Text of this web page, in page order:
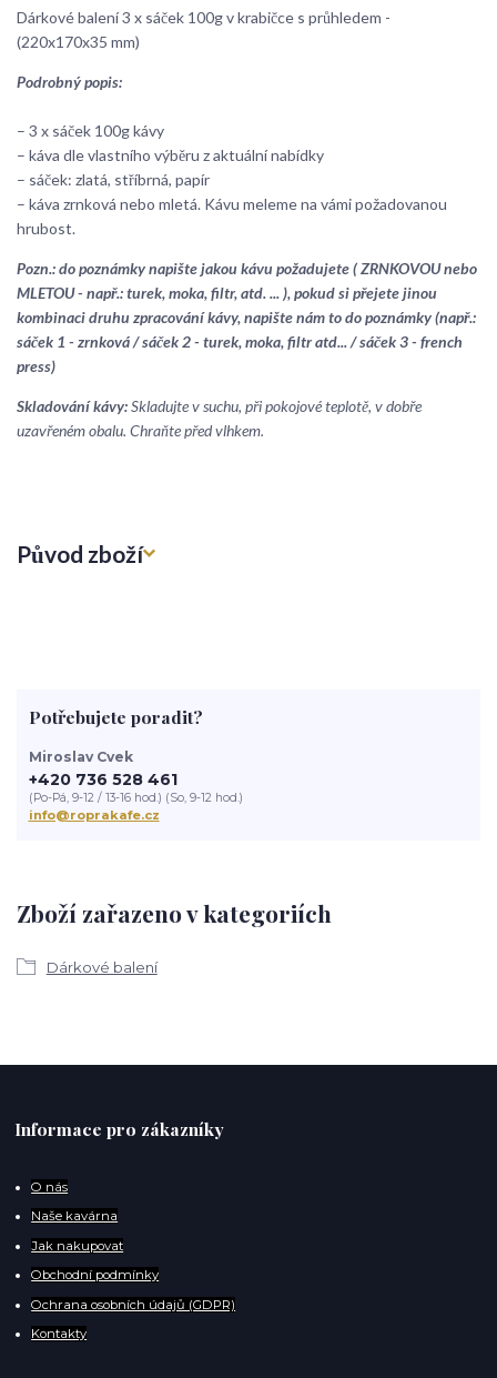
Dárkové balení 3 x sáček 100g v krabičce s průhledem -
(220x170x35 mm)
Podrobný popis:
– 3 x sáček 100g kávy
– káva dle vlastního výběru z aktuální nabídky
– sáček: zlatá, stříbrná, papír
– káva zrnková nebo mletá. Kávu meleme na vámi požadovanou
hrubost.
Pozn.: do poznámky napište jakou kávu požadujete ( ZRNKOVOU nebo
MLETOU - např.: turek, moka, filtr, atd. ... ), pokud si přejete jinou
kombinaci druhu zpracování kávy, napište nám to do poznámky (např.:
sáček 1 - zrnková / sáček 2 - turek, moka, filtr atd... / sáček 3 - french
press)
Skladování kávy:Skladujte v suchu, při pokojové teplotě, v dobře
uzavřeném obalu. Chraňte před vlhkem.
Původ zboží
Zboží zařazeno v kategoriích
Dárkové balení
Potřebujete poradit?
Miroslav Cvek
+420 736 528 461
(Po-Pá, 9-12 / 13-16 hod.) (So, 9-12 hod.)
info@roprakafe.cz
Informace pro zákazníky
O nás
Naše kavárna
Jak nakupovat
Obchodní podmínky
Ochrana osobních údajů (GDPR)
Kontakty